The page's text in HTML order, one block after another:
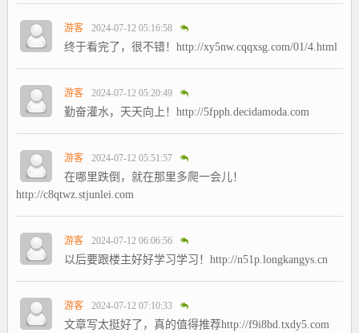
游客 2024-07-12 05:16:58
终于看完了，很不错！http://xy5nw.cqqxsg.com/01/4.html
游客 2024-07-12 05:20:49
勤奋灌水，天天向上！http://5fpph.decidamoda.com
游客 2024-07-12 05:51:57
在哪里跌倒，就在那里多爬一会儿！
http://c8qtwz.stjunlei.com
游客 2024-07-12 06:06:56
以后要跟楼主好好学习学习！http://n51p.longkangys.cn
游客 2024-07-12 07:10:33
文章写太挺好了，真的值得推荐http://f9i8bd.txdy5.com